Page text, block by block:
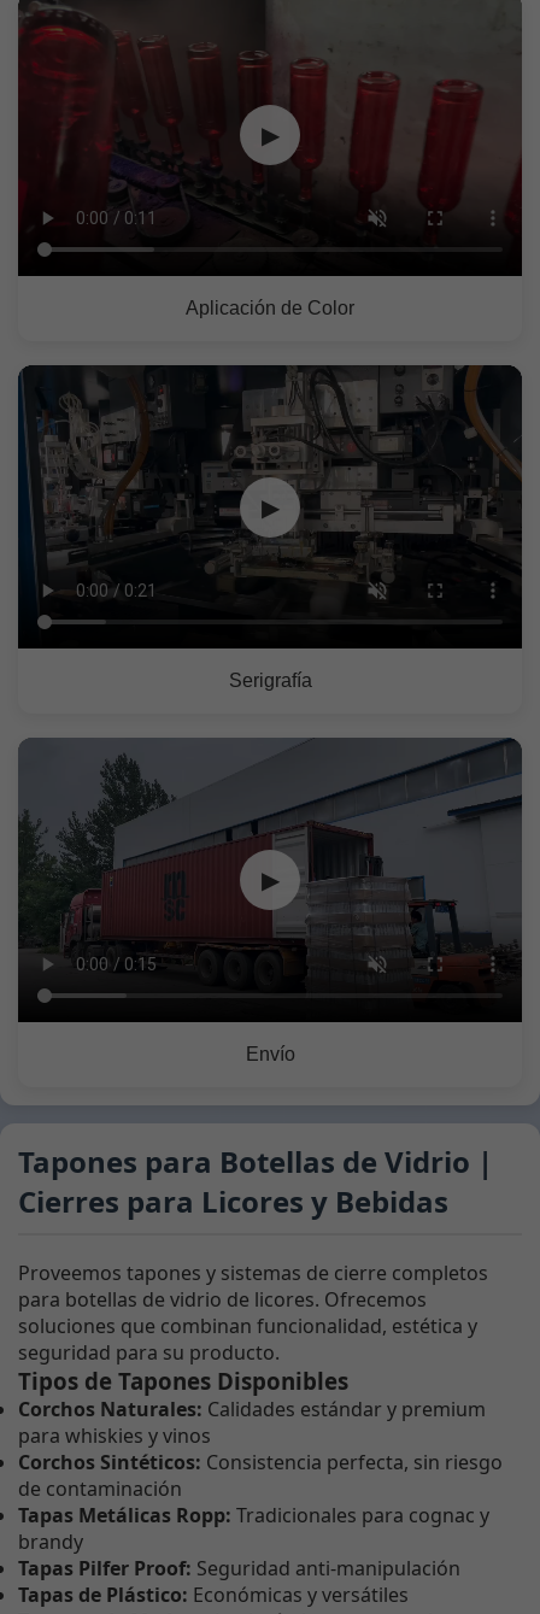
▶
Aplicación de Color
▶
Serigrafía
▶
Envío
Tapones para Botellas de Vidrio |
Cierres para Licores y Bebidas
Proveemos tapones y sistemas de cierre completos
para botellas de vidrio de licores. Ofrecemos
soluciones que combinan funcionalidad, estética y
seguridad para su producto.
Tipos de Tapones Disponibles
Corchos Naturales: Calidades estándar y premium
para whiskies y vinos
Corchos Sintéticos: Consistencia perfecta, sin riesgo
de contaminación
Tapas Metálicas Ropp: Tradicionales para cognac y
brandy
Tapas Pilfer Proof: Seguridad anti-manipulación
Tapas de Plástico: Económicas y versátiles